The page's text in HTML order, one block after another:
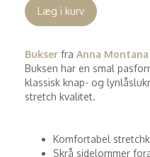
Læg i kurv
Bukser fra Anna Montana
Buksen har en smal
klassisk knap- og
stretch kvalitet.
Komfortabel
Skrå sidelommer